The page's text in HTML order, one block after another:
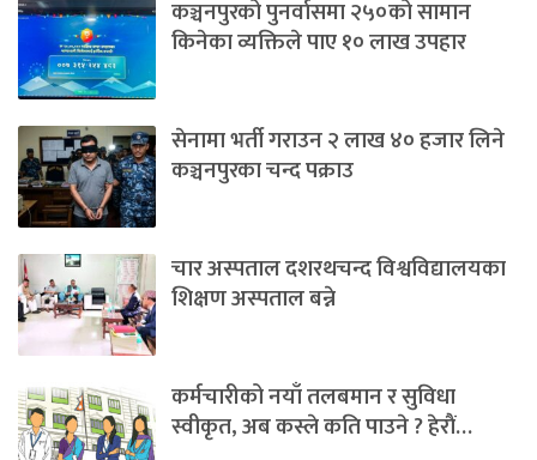
कञ्चनपुरको पुनर्वासमा २५०को सामान
किनेका व्यक्तिले पाए १० लाख उपहार
सेनामा भर्ती गराउन २ लाख ४० हजार लिने
कञ्चनपुरका चन्द पक्राउ
चार अस्पताल दशरथचन्द विश्वविद्यालयका
शिक्षण अस्पताल बन्ने
कर्मचारीको नयाँ तलबमान र सुविधा
स्वीकृत, अब कस्ले कति पाउने ? हेराैं…